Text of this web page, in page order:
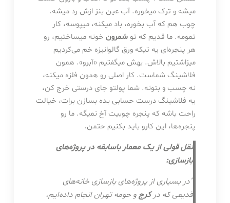
میشه و ترک میخوره. آب عین بنز ازش رد میشه.
چوب هم که آب بخوره، باد میکنه، میپوسه، کار
تمومه. ما قدیم که تو شمرونخونه میساختیم، رو
هر پنجره‌ای یه تیکه ورق گالوانیزه خم می‌کردیم
میزاشتیم بالاش. بهش میگفتیم «آبرو». همون
فلاشینگ شماست. کار اصلی رو همون فلزه میکنه،
نه چسب و بتونه. شما پولتو جای درستی خرج کن،
یه فلاشینگ درست حسابی بده بسازن برات، خیالت
راحت باشه که پنجره چوبیت آخ نمیگه. ما رو
پنجره‌ها، این کارو باید بکنیم حتمن.
نقل قولی از یک معمار باسابقه در پروژه‌های
بازسازی:
“در بسیاری از پروژه‌های بازسازی خانه‌های
قدیمی که درکرجو حومه تهران انجام داده‌ایم،